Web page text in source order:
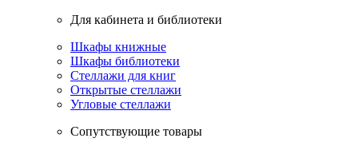
Для кабинета и библиотеки
Шкафы книжные
Шкафы библиотеки
Стеллажи для книг
Открытые стеллажи
Угловые стеллажи
Сопутствующие товары